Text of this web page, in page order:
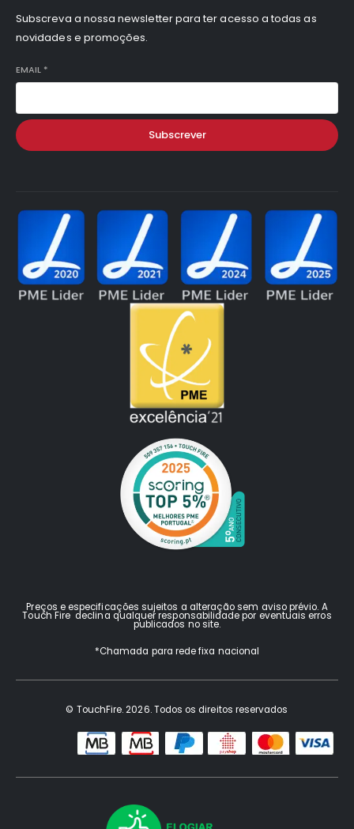
Subscreva a nossa newsletter para ter acesso a todas as
novidades e promoções.
EMAIL *
Subscrever
Preços e especificações sujeitos a alteração sem aviso prévio. A
Touch Fire declina qualquer responsabilidade por eventuais erros
publicados no site.
*Chamada para rede fixa nacional
© TouchFire. 2026. Todos os direitos reservados